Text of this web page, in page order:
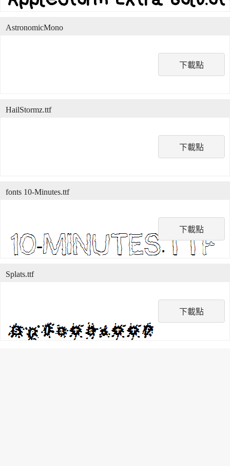
下載點
AstronomicMono
下載點
HailStormz.ttf
下載點
fonts 10-Minutes.ttf
下載點
Splats.ttf